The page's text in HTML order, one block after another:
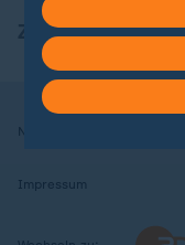
ZDFheute Apps
Nutzungsbedingungen
Impressum
in deinen
Hier findest du
Weitere